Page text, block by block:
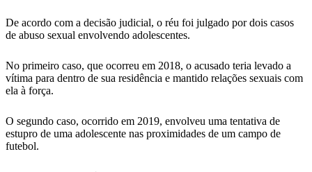
De acordo com a decisão judicial, o réu foi julgado por dois casos
de abuso sexual envolvendo adolescentes.
No primeiro caso, que ocorreu em 2018, o acusado teria levado a
vítima para dentro de sua residência e mantido relações sexuais com
ela à força.
O segundo caso, ocorrido em 2019, envolveu uma tentativa de
estupro de uma adolescente nas proximidades de um campo de
futebol.